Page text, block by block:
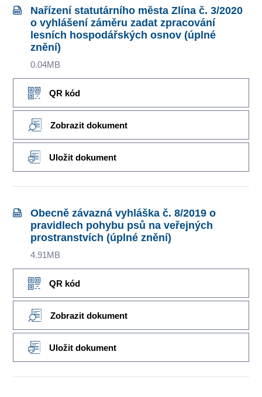
Nařízení statutárního města Zlína č. 3/2020
o vyhlášení záměru zadat zpracování
lesních hospodářských osnov (úplné
znění)
0.04MB
QR kód
Zobrazit dokument
Uložit dokument
Obecně závazná vyhláška č. 8/2019 o
pravidlech pohybu psů na veřejných
prostranstvích (úplné znění)
4.91MB
QR kód
Zobrazit dokument
Uložit dokument